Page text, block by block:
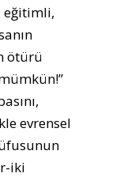
eğitimli,
ötürü
evrensel
iki